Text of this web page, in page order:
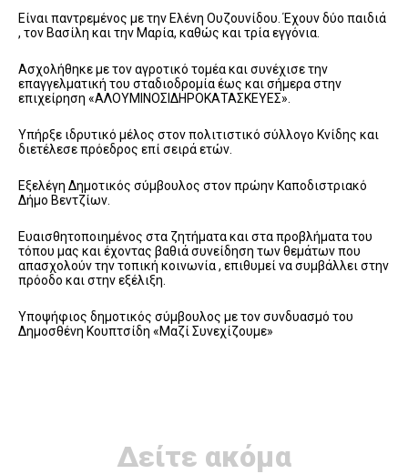
Είναι παντρεμένος με την Ελένη Ουζουνίδου. Έχουν δύο παιδιά
, τον Βασίλη και την Μαρία, καθώς και τρία εγγόνια.
Ασχολήθηκε με τον αγροτικό τομέα και συνέχισε την
επαγγελματική του σταδιοδρομία έως και σήμερα στην
επιχείρηση «ΑΛΟΥΜΙΝΟΣΙΔΗΡΟΚΑΤΑΣΚΕΥΕΣ».
Υπήρξε ιδρυτικό μέλος στον πολιτιστικό σύλλογο Κνίδης και
διετέλεσε πρόεδρος επί σειρά ετών.
Εξελέγη Δημοτικός σύμβουλος στον πρώην Καποδιστριακό
Δήμο Βεντζίων.
Ευαισθητοποιημένος στα ζητήματα και στα προβλήματα του
τόπου μας και έχοντας βαθιά συνείδηση των θεμάτων που
απασχολούν την τοπική κοινωνία , επιθυμεί να συμβάλλει στην
πρόοδο και στην εξέλιξη.
Υποψήφιος δημοτικός σύμβουλος με τον συνδυασμό του
Δημοσθένη Κουπτσίδη «Μαζί Συνεχίζουμε»
Δείτε ακόμα